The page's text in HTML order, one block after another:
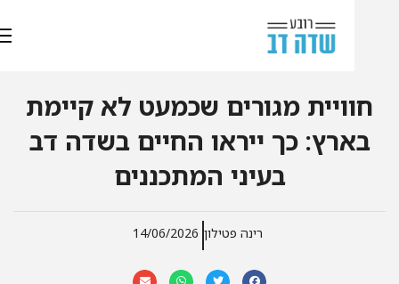
חוויית מגורים שכמעט לא קיימת
בארץ: כך ייראו החיים בשדה דב
בעיני המתכננים
רינה פטילון 14/06/2026